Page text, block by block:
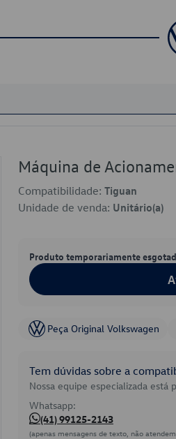
Máquina de
Compatibilidade: Tiguan
Unidade de venda: Unitário(a)
Produto temporariamente
Peça Original Volkswagen
Tem dúvidas sobre a
Nossa equipe especializada está
Whatsapp:
(41) 99125-2143
(apenas mensagens de texto, não